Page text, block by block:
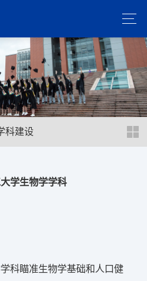
科建设
学生物学学科
科瞄准生物学基础和人口健